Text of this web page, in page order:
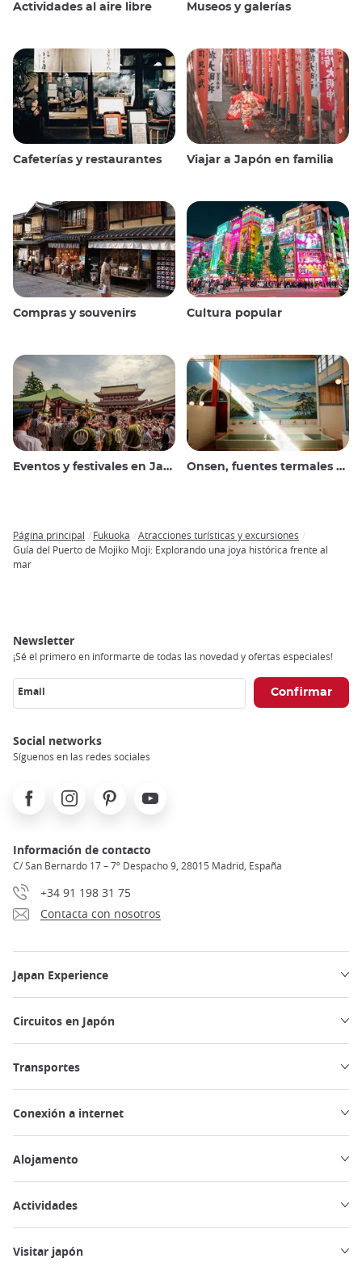
Actividades al aire libre Museos y galerías
Cafeterías y restaurantes Viajar a Japón en familia
Compras y souvenirs Cultura popular
Eventos y festivales en Japón Onsen, fuentes termales y baños públicos
Breadcrumb
Página principal Fukuoka
Atracciones turísticas y excursiones
Guía del Puerto de Mojiko Moji: Explorando una joya histórica frente al
mar
Newsletter
¡Sé el primero en informarte de todas las novedad y ofertas especiales!
Email
Social networks
Síguenos en las redes sociales
FacebookInstagramPinterest Youtube
Información de contacto
C/ San Bernardo 17 – 7º Despacho 9, 28015 Madrid, España
+34 91 198 31 75
Contacta con nosotros
Japan Experience
Circuitos en Japón
Transportes
Conexión a internet
Alojamento
Actividades
Visitar japón